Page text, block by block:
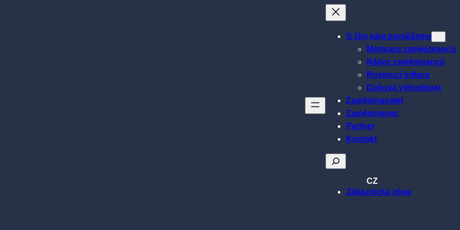
S čím vám pomůžeme
Motivace zaměstnanců
Nábor zaměstnanců
Rostoucí inflace
Daňová výhodnost
Zaměstnavatel
Zaměstnanec
Partner
Kontakt
Hledat
CZ
Zákaznická zóna